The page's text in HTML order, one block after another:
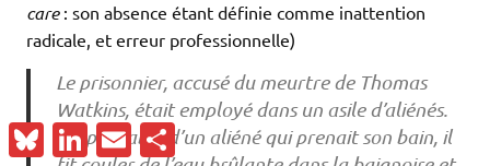
care: son absence étant définie comme inattention
radicale, et erreur professionnelle)
Le prisonnier, accusé du meurtre de Thomas
Watkins, était employé dans un asile d’aliénés.
Responsable d’un aliéné qui prenait son bain, il
BlueskyLinkedIn
Email Partager